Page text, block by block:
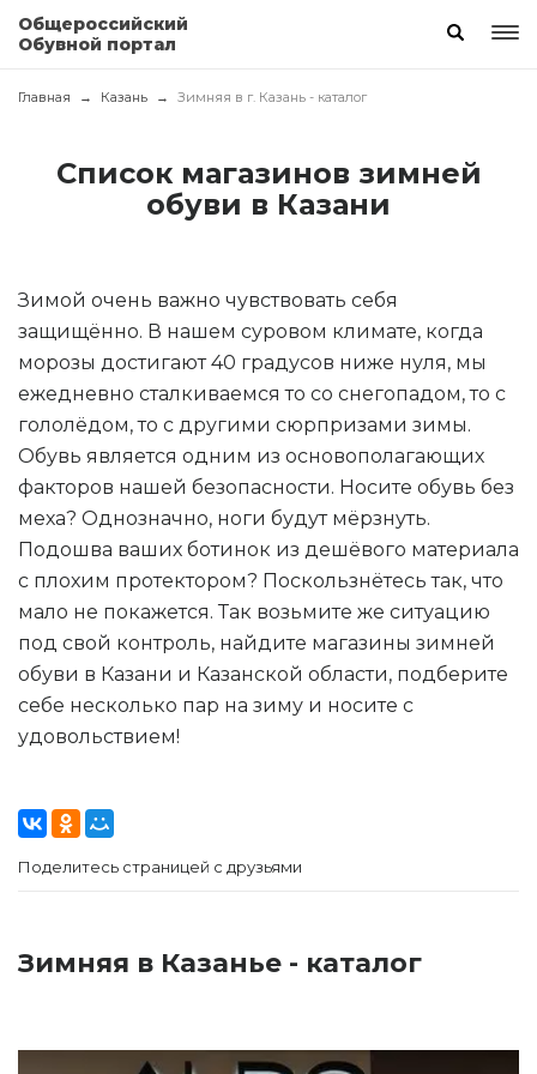
Общероссийский
Обувной портал
Главная Казань Зимняя в г. Казань - каталог
Список магазинов зимней
обуви в Казани
Зимой очень важно чувствовать себя
защищённо. В нашем суровом климате, когда
морозы достигают 40 градусов ниже нуля, мы
ежедневно сталкиваемся то со снегопадом, то с
гололёдом, то с другими сюрпризами зимы.
Обувь является одним из основополагающих
факторов нашей безопасности. Носите обувь без
меха? Однозначно, ноги будут мёрзнуть.
Подошва ваших ботинок из дешёвого материала
с плохим протектором? Поскользнётесь так, что
мало не покажется. Так возьмите же ситуацию
под свой контроль, найдите магазины зимней
обуви в Казани и Казанской области, подберите
себе несколько пар на зиму и носите с
удовольствием!
Поделитесь страницей с друзьями
Зимняя в Казанье - каталог